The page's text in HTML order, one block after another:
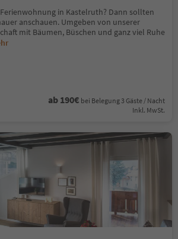
in Kastelruth? Dann sollten
anschauen. Umgeben von unserer
mit Bäumen, Büschen und ganz viel Ruhe
ab 190€ bei Belegung 3 Gäste / Nacht
Inkl. MwSt.